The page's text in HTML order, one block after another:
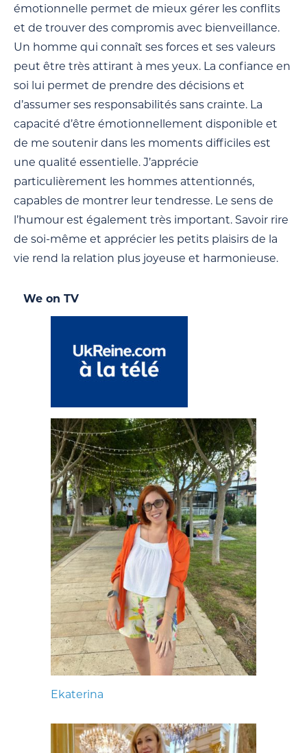
émotionnelle permet de mieux gérer les conflits
et de trouver des compromis avec bienveillance.
Un homme qui connaît ses forces et ses valeurs
peut être très attirant à mes yeux. La confiance en
soi lui permet de prendre des décisions et
d’assumer ses responsabilités sans crainte. La
capacité d’être émotionnellement disponible et
de me soutenir dans les moments difficiles est
une qualité essentielle. J’apprécie
particulièrement les hommes attentionnés,
capables de montrer leur tendresse. Le sens de
l’humour est également très important. Savoir rire
de soi-même et apprécier les petits plaisirs de la
vie rend la relation plus joyeuse et harmonieuse.
We on TV
Ekaterina